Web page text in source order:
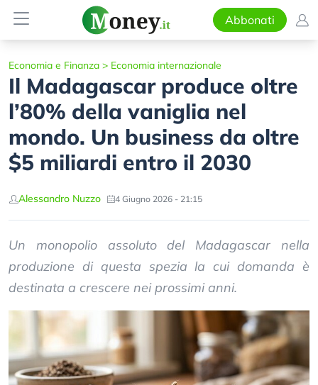
Abbonati
Economia e Finanza > Economia internazionale
Il Madagascar produce oltre
l’80% della vaniglia nel
mondo. Un business da oltre
$5 miliardi entro il 2030
Alessandro Nuzzo 4 Giugno 2026 - 21:15
Un monopolio assoluto del Madagascar nella
produzione di questa spezia la cui domanda è
destinata a crescere nei prossimi anni.